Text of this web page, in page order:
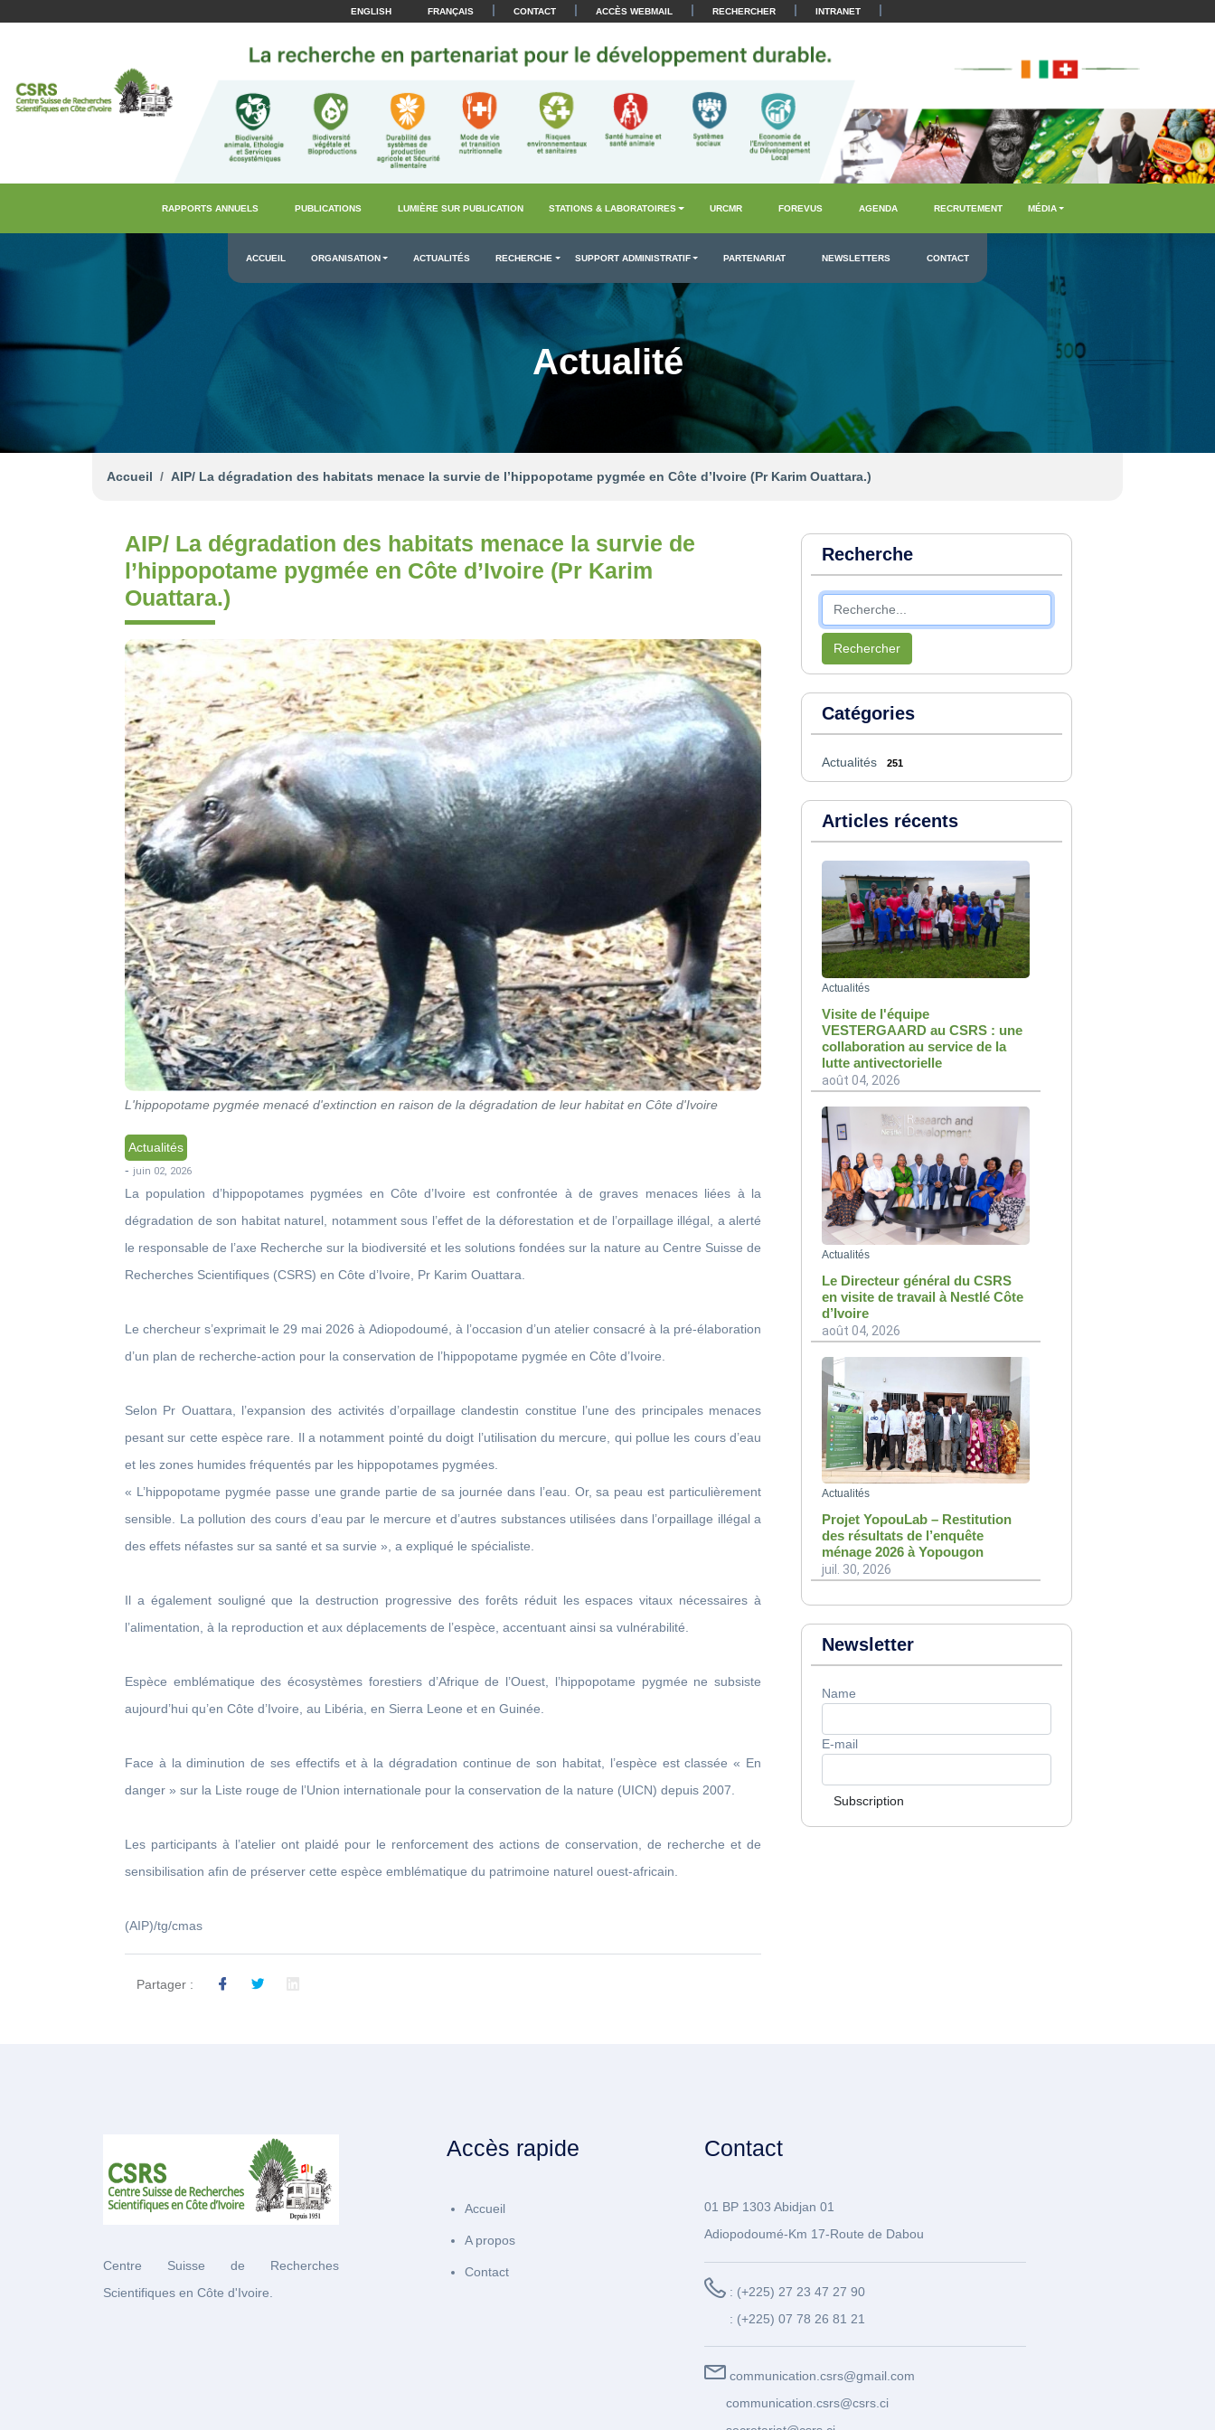
ENGLISH FRANÇAIS | CONTACT | ACCÈS WEBMAIL | RECHERCHER | INTRANET |
RAPPORTS ANNUELS PUBLICATIONS LUMIÈRE SUR PUBLICATION STATIONS & LABORATOIRES URCMR FOREVUS AGENDA RECRUTEMENT MÉDIA
ACCUEIL ORGANISATION ACTUALITÉS RECHERCHE SUPPORT ADMINISTRATIF PARTENARIAT NEWSLETTERS CONTACT
Actualité
Accueil AIP/ La dégradation des habitats menace la survie de l’hippopotame pygmée en Côte d’Ivoire (Pr Karim Ouattara.)
AIP/ La dégradation des habitats menace la survie de
l’hippopotame pygmée en Côte d’Ivoire (Pr Karim
Ouattara.)
L'hippopotame pygmée menacé d'extinction en raison de la dégradation de leur habitat en Côte d'Ivoire
Actualités
- juin 02, 2026
La population d’hippopotames pygmées en Côte d’Ivoire est confrontée à de graves menaces liées à la
dégradation de son habitat naturel, notamment sous l’effet de la déforestation et de l’orpaillage illégal, a alerté
le responsable de l’axe Recherche sur la biodiversité et les solutions fondées sur la nature au Centre Suisse de
Recherches Scientifiques (CSRS) en Côte d’Ivoire, Pr Karim Ouattara.
Le chercheur s’exprimait le 29 mai 2026 à Adiopodoumé, à l’occasion d’un atelier consacré à la pré-élaboration
d’un plan de recherche-action pour la conservation de l’hippopotame pygmée en Côte d’Ivoire.
Selon Pr Ouattara, l’expansion des activités d’orpaillage clandestin constitue l’une des principales menaces
pesant sur cette espèce rare. Il a notamment pointé du doigt l’utilisation du mercure, qui pollue les cours d’eau
et les zones humides fréquentés par les hippopotames pygmées.
« L’hippopotame pygmée passe une grande partie de sa journée dans l’eau. Or, sa peau est particulièrement
sensible. La pollution des cours d’eau par le mercure et d’autres substances utilisées dans l’orpaillage illégal a
des effets néfastes sur sa santé et sa survie », a expliqué le spécialiste.
Il a également souligné que la destruction progressive des forêts réduit les espaces vitaux nécessaires à
l’alimentation, à la reproduction et aux déplacements de l’espèce, accentuant ainsi sa vulnérabilité.
Espèce emblématique des écosystèmes forestiers d’Afrique de l’Ouest, l’hippopotame pygmée ne subsiste
aujourd’hui qu’en Côte d’Ivoire, au Libéria, en Sierra Leone et en Guinée.
Face à la diminution de ses effectifs et à la dégradation continue de son habitat, l’espèce est classée « En
danger » sur la Liste rouge de l’Union internationale pour la conservation de la nature (UICN) depuis 2007.
Les participants à l’atelier ont plaidé pour le renforcement des actions de conservation, de recherche et de
sensibilisation afin de préserver cette espèce emblématique du patrimoine naturel ouest-africain.
(AIP)/tg/cmas
Partager :
Recherche
Rechercher
Catégories
Actualités 251
Articles récents
Actualités
Visite de l'équipe
VESTERGAARD au CSRS : une
collaboration au service de la
lutte antivectorielle
août 04, 2026
Actualités
Le Directeur général du CSRS
en visite de travail à Nestlé Côte
d’Ivoire
août 04, 2026
Actualités
Projet YopouLab – Restitution
des résultats de l’enquête
ménage 2026 à Yopougon
juil. 30, 2026
Newsletter
Name
E-mail
Subscription
Centre Suisse de Recherches
Scientifiques en Côte d'Ivoire.
Accès rapide
Accueil
A propos
Contact
Contact
01 BP 1303 Abidjan 01
Adiopodoumé-Km 17-Route de Dabou
: (+225) 27 23 47 27 90
: (+225) 07 78 26 81 21
communication.csrs@gmail.com
communication.csrs@csrs.ci